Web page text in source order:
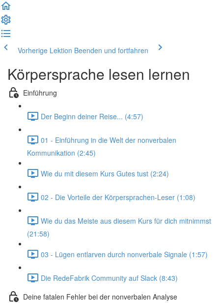
Vorherige Lektion Beenden und fortfahren
Körpersprache lesen lernen
Einführung
Der Beginn deiner Reise... (4:57)
01 - Einführung in die Welt der nonverbalen
Kommunikation (2:45)
Wie du mit diesem Kurs Gutes tust (2:24)
02 - Die Vorteile der Körpersprachen-Leser (1:08)
Wie du das Meiste aus diesem Kurs für dich mitnimmst
(21:58)
03 - Lügen entlarven durch nonverbale Signale (1:57)
Die RedeFabrik Community auf Slack (8:43)
Deine fatalen Fehler bei der nonverbalen Analyse